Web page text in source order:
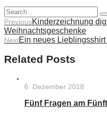
PreviousKinderzeichnung
Weihnachtsgeschenke
NextEin neues
Related Posts
6. Dezember 2018
Fünf Fragen am